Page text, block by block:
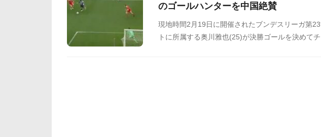
のゴールハンターを中国絶賛
現地時間2月19日に開催されたブンデスリーガ第
トに所属する奥川雅也(25)が決勝ゴールを決めて